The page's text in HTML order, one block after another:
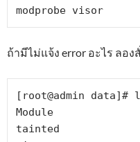
modprobe visor
ถ้ามีไม่แจ้ง error อะไร ลอง
[root@admin data]#
Module
tainted